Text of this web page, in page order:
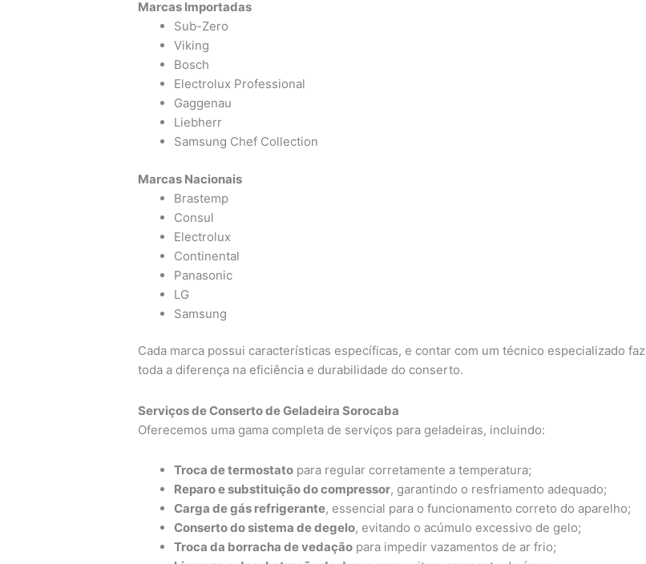
Marcas Importadas
Sub-Zero
Viking
Bosch
Electrolux Professional
Gaggenau
Liebherr
Samsung Chef Collection
Marcas Nacionais
Brastemp
Consul
Electrolux
Continental
Panasonic
LG
Samsung
Cada marca possui características específicas, e contar com um técnico especializado faz
toda a diferença na eficiência e durabilidade do conserto.
Serviços de Conserto de Geladeira Sorocaba
Oferecemos uma gama completa de serviços para geladeiras, incluindo:
Troca de termostato para regular corretamente a temperatura;
Reparo e substituição do compressor, garantindo o resfriamento adequado;
Carga de gás refrigerante, essencial para o funcionamento correto do aparelho;
Conserto do sistema de degelo, evitando o acúmulo excessivo de gelo;
Troca da borracha de vedação para impedir vazamentos de ar frio;